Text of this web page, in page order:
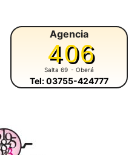
Agencia
406
Salta 69 - Oberá
Tel: 03755-424777